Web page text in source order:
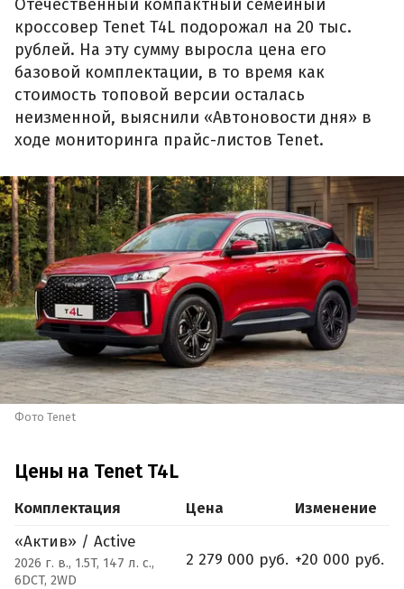
Отечественный компактный семейный
кроссовер Tenet T4L подорожал на 20 тыс.
рублей. На эту сумму выросла цена его
базовой комплектации, в то время как
стоимость топовой версии осталась
неизменной, выяснили «Автоновости дня» в
ходе мониторинга прайс-листов Tenet.
Фото Tenet
Цены на Tenet T4L
Комплектация Цена
Изменение
«Актив» / Active
2026 г. в., 1.5T, 147 л. с.,
6DCT, 2WD
2 279 000 руб. +20 000 руб.